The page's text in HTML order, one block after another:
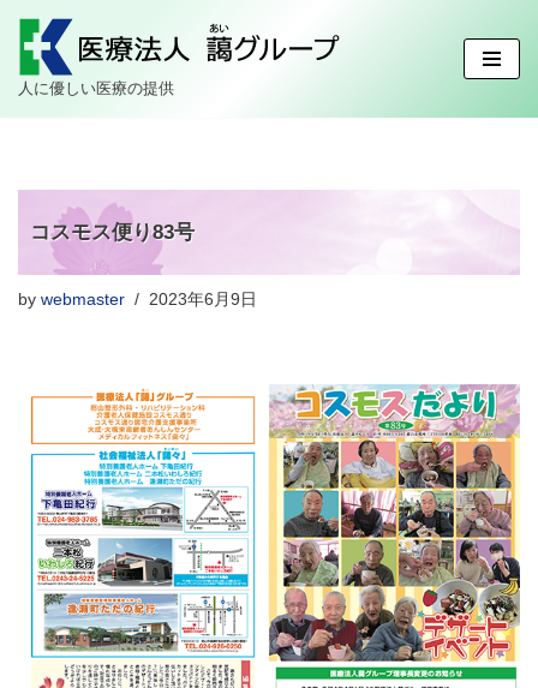
コ
ン
テ
ス
ッ
人に優しい医療の提供
コスモス便り83号
by webmaster 2023年6月9日